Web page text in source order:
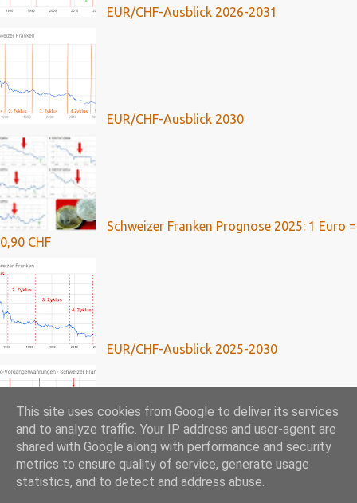
EUR/CHF-Ausblick 2026-2031
EUR/CHF-Ausblick 2030
Schweizer Franken Prognose 2025: 1 Euro =
0,90 CHF
EUR/CHF-Ausblick 2025-2030
Franken-Kredite: Umfassende Analyse mit
Ausblick bis 2024
This site uses cookies from Google to deliver its services
and to analyze traffic. Your IP address and user-agent are
shared with Google along with performance and security
metrics to ensure quality of service, generate usage
statistics, and to detect and address abuse.